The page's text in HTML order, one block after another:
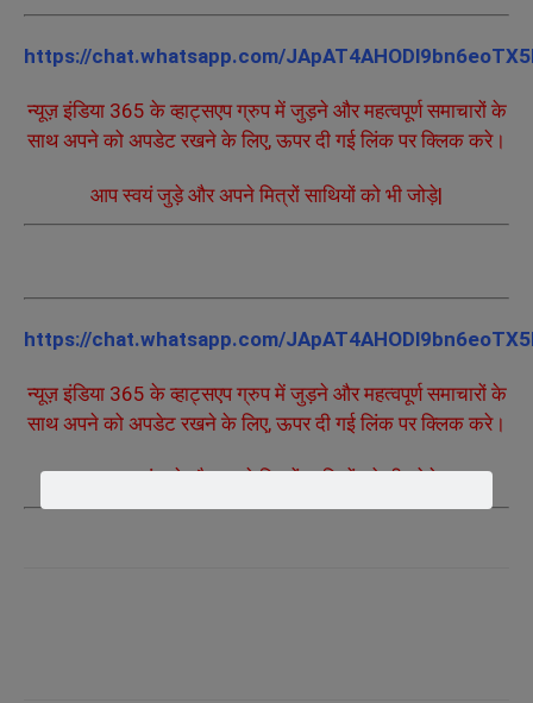
https://chat.whatsapp.com/
न्यूज़ इंडिया 365 के व्हाट्सएप ग्रुप में जुड़ने और महत्वपूर्ण समाचारों के
साथ अपने को अपडेट रखने के लिए, ऊपर दी गई लिंक पर क्लिक करे।
आप स्वयं जुड़े और अपने मित्रों साथियों को भी जोड़े|
https://chat.whatsapp.com/
न्यूज़ इंडिया 365 के व्हाट्सएप ग्रुप में जुड़ने और महत्वपूर्ण समाचारों के
साथ अपने को अपडेट रखने के लिए, ऊपर दी गई लिंक पर क्लिक करे।
आप स्वयं जुड़े और अपने मित्रों साथियों को भी जोड़े|